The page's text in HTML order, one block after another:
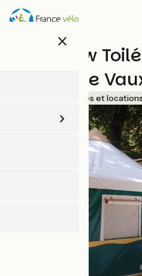
Aller
au
close
Bungalow
Le Parc De
Gîtes et